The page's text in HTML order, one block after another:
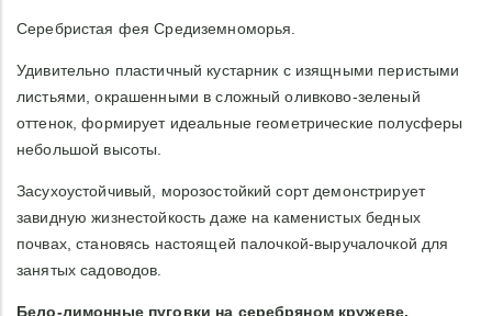
Серебристая фея Средиземноморья.
Удивительно пластичный кустарник с изящными перистыми
листьями, окрашенными в сложный оливково-зеленый
оттенок, формирует идеальные геометрические полусферы
небольшой высоты.
Засухоустойчивый, морозостойкий сорт демонстрирует
завидную жизнестойкость даже на каменистых бедных
почвах, становясь настоящей палочкой-выручалочкой для
занятых садоводов.
Бело-лимонные пуговки на серебряном кружеве,